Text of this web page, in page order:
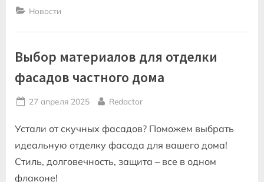
Новости
Выбор материалов для отделки
фасадов частного дома
Posted
27 апреля 2025 By
Redactor
Устали от скучных фасадов? Поможем выбрать
идеальную отделку фасада для вашего дома!
Стиль, долговечность, защита – все в одном
флаконе!